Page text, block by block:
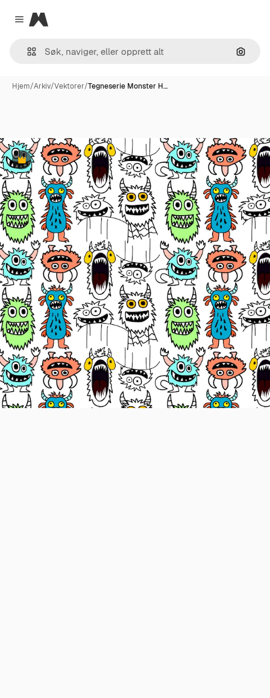
Close menu
Magnific
Søk
Hjem/Arkiv/Vektorer/Tegneserie Monster H…
Premium